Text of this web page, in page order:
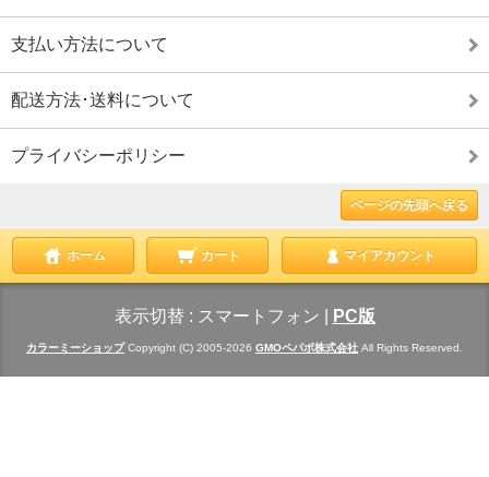
支払い方法について
配送方法･送料について
プライバシーポリシー
ページの先頭へ戻る
ホーム カート マイアカウント
表示切替 : スマートフォン PC版
カラーミーショップCopyright (C) 2005-2026 GMOペパボ株式会社 All Rights Reserved.